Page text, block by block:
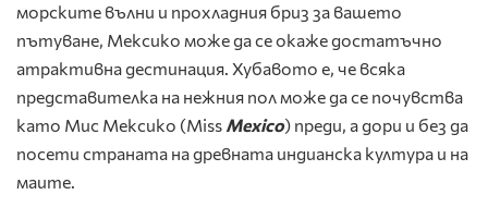
морските вълни и прохладния бриз за вашето
пътуване, Мексико може да се окаже достатъчно
атрактивна дестинация. Хубавото е, че всяка
представителка на нежния пол може да се почувства
като Мис Мексико (Miss Mexico) преди, а дори и без да
посети страната на древната индианска култура и на
маите.